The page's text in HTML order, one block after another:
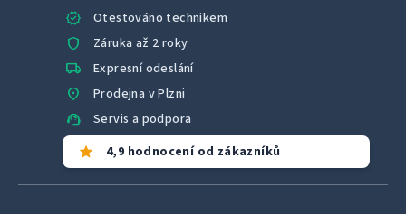
verified
Otestováno technikem
shield Záruka až 2 roky
local_shipping Expresní odeslání
location_on Prodejna v Plzni
support_agent Servis a podpora
star 4,9 hodnocení od zákazníků